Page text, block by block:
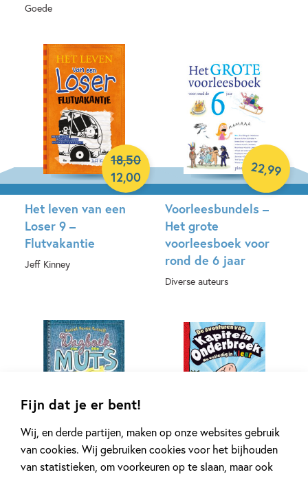
Fijn dat je er bent!
Wij, en derde partijen, maken op onze websites gebruik
van cookies. Wij gebruiken cookies voor het bijhouden
van statistieken, om voorkeuren op te slaan, maar ook
Goede
Het leven van een
Loser 9 –
Flutvakantie
Jeff Kinney
18,50
12,00
Voorleesbundels –
Het grote
voorleesboek voor
rond de 6 jaar
Diverse auteurs
22,99
18 50 17,99